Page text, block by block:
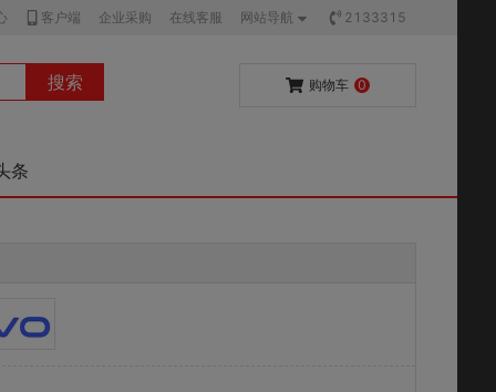
客户端 企业采购 在线客服 网站导航 2133315
搜索 购物车 0
条